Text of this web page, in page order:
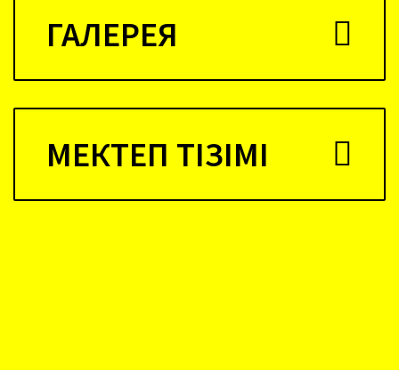
ГАЛЕРЕЯ
МЕКТЕП ТІЗІМІ